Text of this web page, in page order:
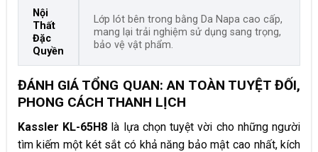
Nội
Thất
Đặc
Quyền
Lớp lót bên trong bằng Da Napa cao cấp,
mang lại trải nghiệm sử dụng sang trọng,
bảo vệ vật phẩm.
ĐÁNH GIÁ TỔNG QUAN: AN TOÀN TUYỆT ĐỐI,
PHONG CÁCH THANH LỊCH
Kassler KL-65H8 là lựa chọn tuyệt vời cho những người
tìm kiếm một két sắt có khả năng bảo mật cao nhất, kích